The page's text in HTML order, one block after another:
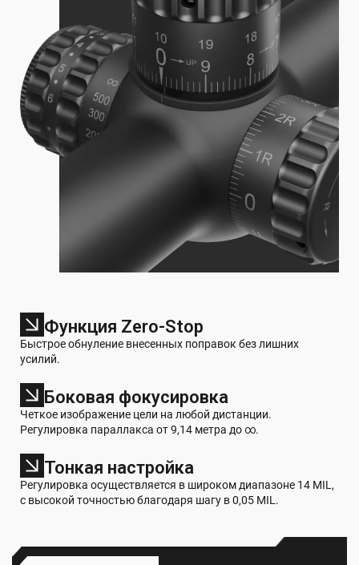
Функция Zero-Stop
Быстрое обнуление внесенных поправок без лишних
усилий.
Боковая фокусировка
Четкое изображение цели на любой дистанции.
Регулировка параллакса от 9,14 метра до ∞.
Тонкая настройка
Регулировка осуществляется в широком диапазоне 14 MIL,
с высокой точностью благодаря шагу в 0,05 MIL.